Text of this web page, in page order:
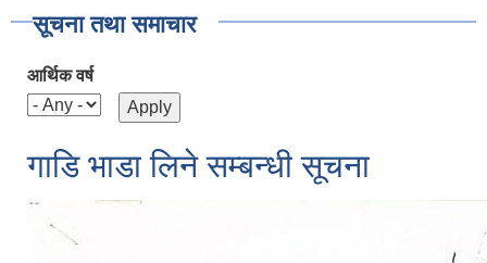
सूचना तथा समाचार
आर्थिक वर्ष
गाडि भाडा लिने सम्बन्धी सूचना